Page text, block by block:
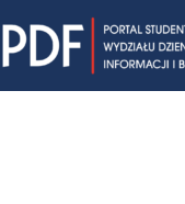
to
content